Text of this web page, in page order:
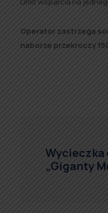
Operator zastrzega
naborze przekroczy
Wycieczka
„Giganty